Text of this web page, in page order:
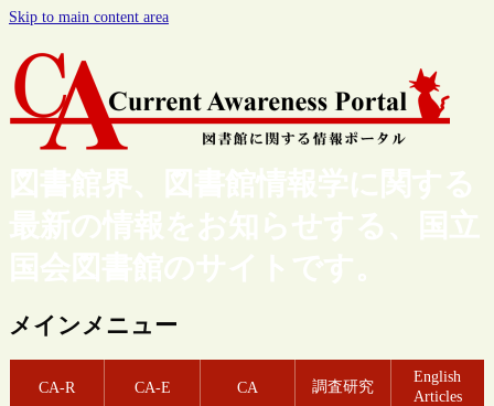
Skip to main content area
図書館界、図書館情報学に関する
最新の情報をお知らせする、国立
国会図書館のサイトです。
メインメニュー
CA-R CA-E CA 調査研究
English
Articles